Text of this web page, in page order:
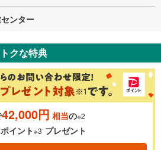
ンター
クな特典
42,000円 相当の※2
イント※3 プレゼント